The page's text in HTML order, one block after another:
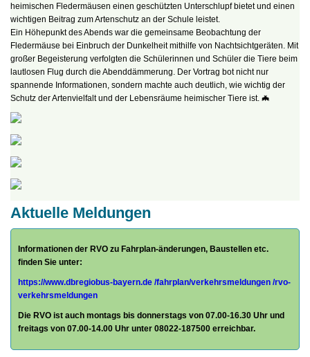
Aktuelle Meldungen
Informationen der RVO zu Fahrplan-änderungen, Baustellen etc.
finden Sie unter:
https://www.dbregiobus-bayern.de /fahrplan/verkehrsmeldungen /rvo-
verkehrsmeldungen
Die RVO ist auch montags bis donnerstags von 07.00-16.30 Uhr und
freitags von 07.00-14.00 Uhr unter 08022-187500 erreichbar.
heimischen Fledermäusen einen geschützten Unterschlupf bietet und einen
wichtigen Beitrag zum Artenschutz an der Schule leistet.
Ein Höhepunkt des Abends war die gemeinsame Beobachtung der
Fledermäuse bei Einbruch der Dunkelheit mithilfe von Nachtsichtgeräten. Mit
großer Begeisterung verfolgten die Schülerinnen und Schüler die Tiere beim
lautlosen Flug durch die Abenddämmerung. Der Vortrag bot nicht nur
spannende Informationen, sondern machte auch deutlich, wie wichtig der
Schutz der Artenvielfalt und der Lebensräume heimischer Tiere ist. 🦇